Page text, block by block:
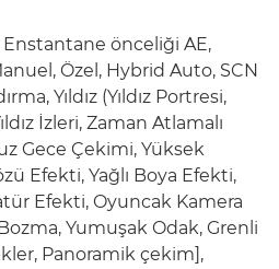
önceliği AE,
Özel, Hybrid Auto, SCN
Yıldız (Yıldız Portresi,
İzleri, Zaman Atlamalı
Gece Çekimi, Yüksek
Efekti, Yağlı Boya Efekti,
Efekti, Oyuncak Kamera
Yumuşak Odak, Grenli
Panoramik çekim],